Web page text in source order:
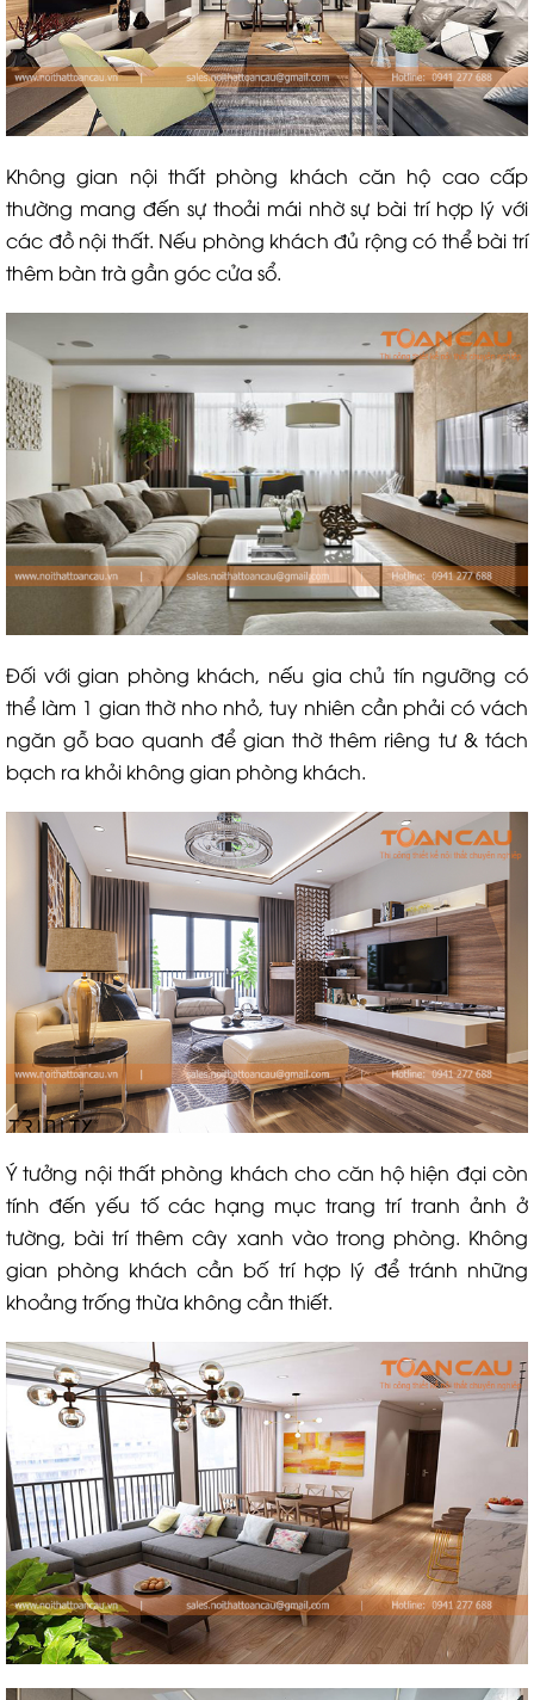
Không gian nội thất phòng khách căn hộ cao cấp
thường mang đến sự thoải mái nhờ sự bài trí hợp lý với
các đồ nội thất. Nếu phòng khách đủ rộng có thể bài trí
thêm bàn trà gần góc cửa sổ.
Đối với gian phòng khách, nếu gia chủ tín ngưỡng có
thể làm 1 gian thờ nho nhỏ, tuy nhiên cần phải có vách
ngăn gỗ bao quanh để gian thờ thêm riêng tư & tách
bạch ra khỏi không gian phòng khách.
Ý tưởng nội thất phòng khách cho căn hộ hiện đại còn
tính đến yếu tố các hạng mục trang trí tranh ảnh ở
tường, bài trí thêm cây xanh vào trong phòng. Không
gian phòng khách cần bố trí hợp lý để tránh những
khoảng trống thừa không cần thiết.